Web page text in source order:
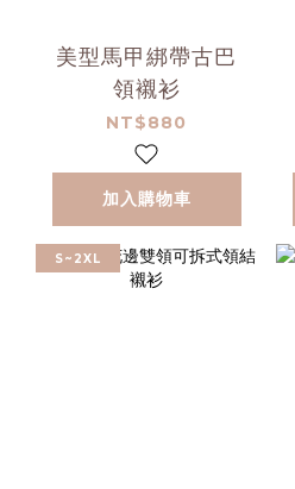
美型馬甲綁帶古巴
領襯衫
NT$880
加入購物車
S~2XL